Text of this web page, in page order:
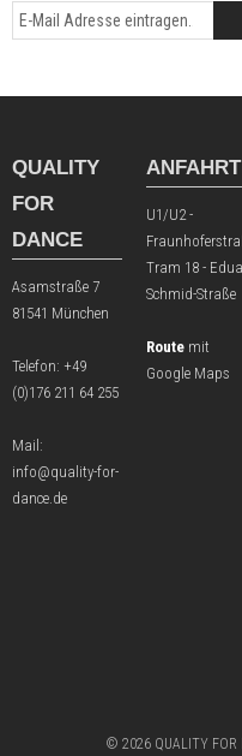
QUALITY
FOR
DANCE
Asamstraße 7
81541 München
Telefon: +49
(0)176 211 64 255
Mail:
info@quality-for-
dance.de
ANFAHRT
U1/U2 -
Tram 18 -
Schmid-Straße
Route mit
Google Maps
© 2026 QUALITY FOR